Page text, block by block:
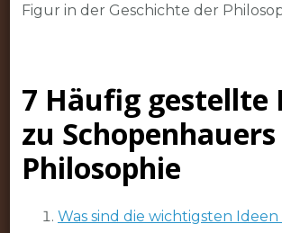
Figur in der Geschichte der
7 Häufig gestellte
zu Schopenhauers
Philosophie
Was sind die wichtigsten Ideen